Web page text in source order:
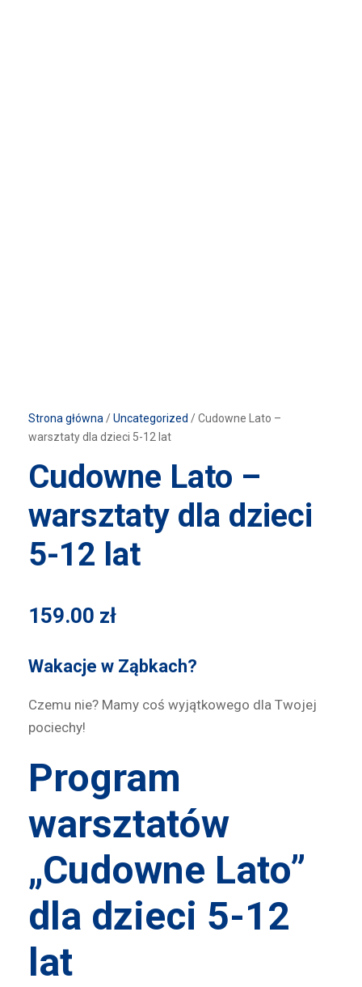
Strona główna /Uncategorized / Cudowne Lato –
warsztaty dla dzieci 5-12 lat
Cudowne Lato –
warsztaty dla dzieci
5-12 lat
159.00 zł
Wakacje w Ząbkach?
Czemu nie? Mamy coś wyjątkowego dla Twojej
pociechy!
Program
warsztatów
„Cudowne Lato”
dla dzieci 5-12
lat